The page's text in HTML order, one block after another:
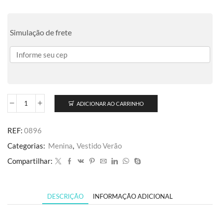
Simulação de frete
ADICIONAR AO CARRINHO
REF: 0896
Categorias: Menina, Vestido Verão
Compartilhar:
DESCRIÇÃO INFORMAÇÃO ADICIONAL